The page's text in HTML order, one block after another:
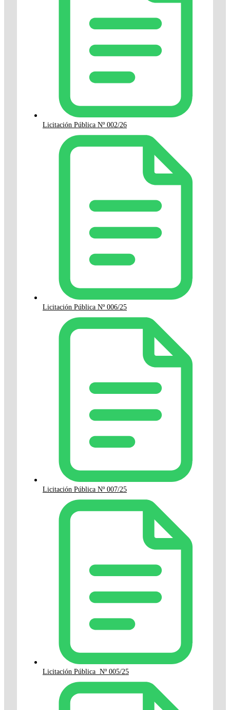
Licitación Pública Nº 002/26
Licitación Pública Nº 006/25
Licitación Pública Nº 007/25
Licitación Pública Nº 005/25